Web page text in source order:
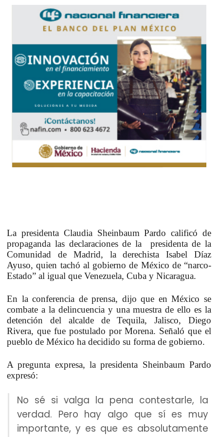
La presidenta Claudia Sheinbaum Pardo calificó de
propaganda las declaraciones de la presidenta de la
Comunidad de Madrid, la derechista Isabel Díaz
Ayuso, quien tachó al gobierno de México de “narco-
Estado” al igual que Venezuela, Cuba y Nicaragua.
En la conferencia de prensa, dijo que en México se
combate a la delincuencia y una muestra de ello es la
detención del alcalde de Tequila, Jalisco, Diego
Rivera, que fue postulado por Morena. Señaló que el
pueblo de México ha decidido su forma de gobierno.
A pregunta expresa, la presidenta Sheinbaum Pardo
expresó:
No sé si valga la pena contestarle, la
verdad. Pero hay algo que sí es muy
importante, y es que es absolutamente